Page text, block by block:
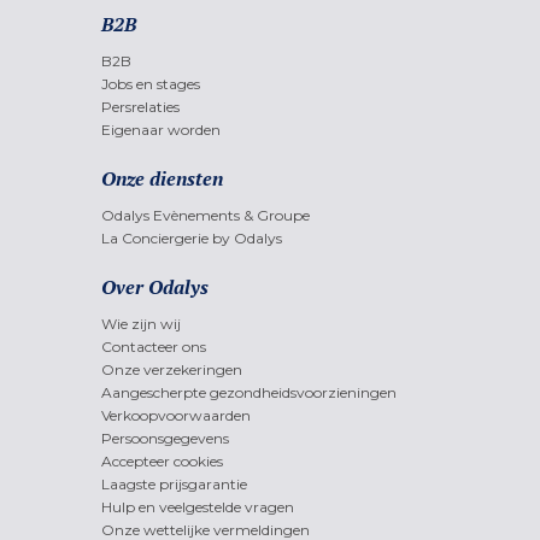
B2B
B2B
Jobs en stages
Persrelaties
Eigenaar worden
Onze diensten
Odalys Evènements & Groupe
La Conciergerie by Odalys
Over Odalys
Wie zijn wij
Contacteer ons
Onze verzekeringen
Aangescherpte gezondheidsvoorzieningen
Verkoopvoorwaarden
Persoonsgegevens
Accepteer cookies
Laagste prijsgarantie
Hulp en veelgestelde vragen
Onze wettelijke vermeldingen